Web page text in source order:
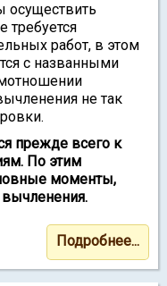
осуществить
требуется
работ, в этом
с названными
не так
прежде всего к
По этим
моменты,
Подробнее...